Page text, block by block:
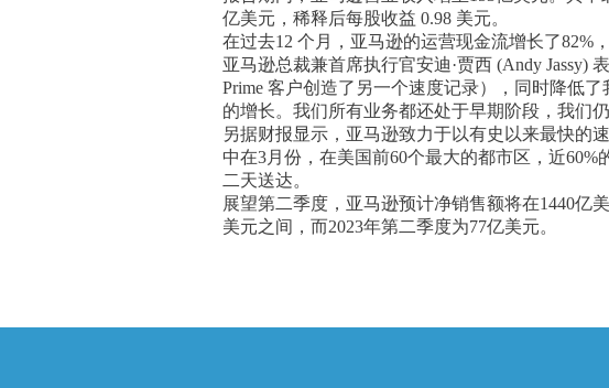
亿美元，稀释后每股收益 0.98 美元。
在过去12 个月，亚马逊的运营现金流增长了82%
亚马逊总裁兼首席执行官安迪·贾西 (Andy
Prime 客户创造了另一个速度记录），同时降低
的增长。我们所有业务都还处于早期阶段，我们
另据财报显示，亚马逊致力于以有史以来最快的
中在3月份，在美国前60个最大的都市区，近
二天送达。
展望第二季度，亚马逊预计净销售额将在1440亿
美元之间，而2023年第二季度为77亿美元。